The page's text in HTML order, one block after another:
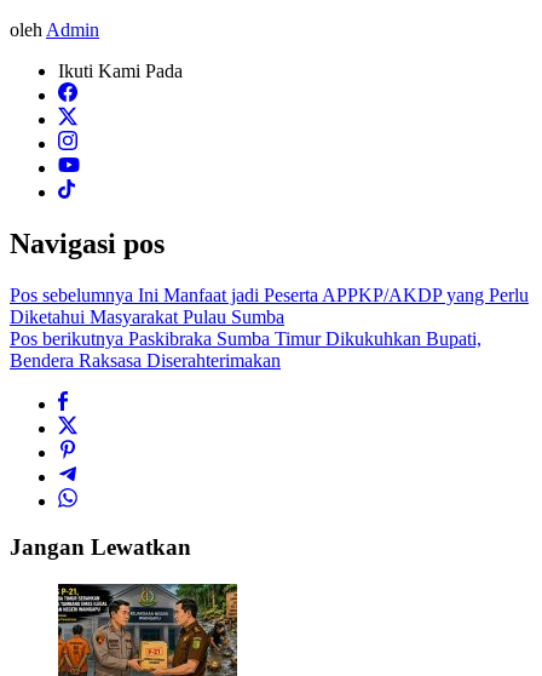
oleh Admin
Ikuti Kami Pada
Navigasi pos
Pos sebelumnya Ini Manfaat jadi Peserta APPKP/AKDP yang Perlu
Diketahui Masyarakat Pulau Sumba
Pos berikutnya Paskibraka Sumba Timur Dikukuhkan Bupati,
Bendera Raksasa Diserahterimakan
Jangan Lewatkan